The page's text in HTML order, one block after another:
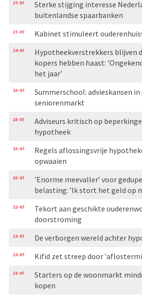
27-07
Sterke stijging interesse
buitenlandse spaarbanken
27-07 Kabinet stimuleert
24-07
Hypotheekverstrekkers blijven
kopers hebben haast:
het jaar’
23-07
Summerschool: advieskansen
seniorenmarkt
23-07
Adviseurs kritisch op
hypotheek
23-07
Regels aflossingsvrije
opwaaien
23-07
’Enorme meevaller’ voor
belasting: ’Ik stort het geld op
22-07
Tekort aan geschikte
doorstroming
22-07 De verborgen wereld achter
22-07 Kifid zet streep door
21-07
Starters op de woonmarkt
kopen